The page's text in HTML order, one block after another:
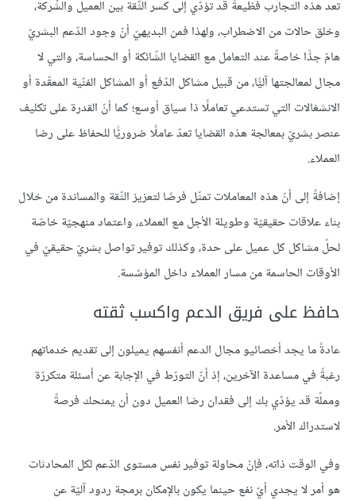
تعد هذه التجارب فظيعةً قد تؤدّي إلى كسر الثّقة بين العميل والشّركة،
وخلق حالات من الاضطراب، ولهذا فمن البديهيّ أنّ وجود الدّعم البشريّ
هامّ جدًّا خاصةً عند التعامل مع القضايا الشّائكة أو الحساسة، والتي لا
مجال لمعالجتها آليًّا، من قبيل مشاكل الدّفع أو المشاكل الفنّية المعقّدة أو
الانشغالات التي تستدعي تعاملًا ذا سياق أوسع؛ كما أنّ القدرة على تكليف
عنصر بشريّ بمعالجة هذه القضايا تعدّ عاملًا ضروريًّا للحفاظ على رضا
العملاء.
إضافةً إلى أنّ هذه المعاملات تمثّل فرصًا لتعزيز الثّقة والمساندة من خلال
بناء علاقات حقيقيّة وطويلة الأجل مع العملاء، واعتماد منهجيّة خاصّة
لحلّ مشاكل كل عميل على حدة، وكذلك توفير تواصل بشريّ حقيقيّ في
الأوقات الحاسمة من مسار العملاء داخل المؤسّسة.
حافظ على فريق الدعم واكسب ثقته
عادةً ما يجد أخصائيو مجال الدعم أنفسهم يميلون إلى تقديم خدماتهم
رغبةً في مساعدة الآخرين، إذ أنّ التورّط في الإجابة عن أسئلة متكررّة
ومملّة قد يؤدّي بك إلى فقدان رضا العميل دون أن يمنحك فرصةً
لاستدراك الأمر.
وفي الوقت ذاته، فإنّ محاولة توفير نفس مستوى الدّعم لكل المحادثات
هو أمر لا يجدي أيّ نفع حينما يكون بالإمكان برمجة ردود آليّة عن